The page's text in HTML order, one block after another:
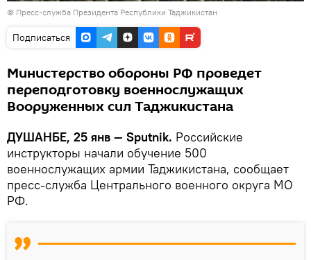
© Пресс-служба Президента Республики Таджикистан
Подписаться
Министерство обороны РФ проведет
переподготовку военнослужащих
Вооруженных сил Таджикистана
ДУШАНБЕ, 25 янв — Sputnik. Российские
инструкторы начали обучение 500
военнослужащих армии Таджикистана, сообщает
пресс-служба Центрального военного округа МО
РФ.